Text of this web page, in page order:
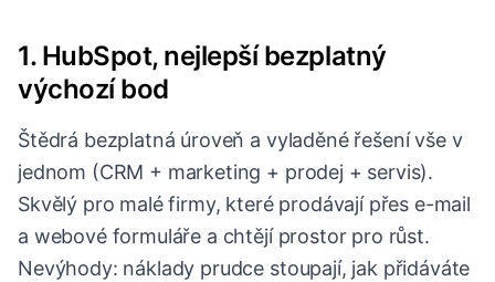
1. HubSpot, nejlepší bezplatný
výchozí bod
Štědrá bezplatná úroveň a vyladěné řešení vše v
jednom (CRM + marketing + prodej + servis).
Skvělý pro malé firmy, které prodávají přes e-mail
a webové formuláře a chtějí prostor pro růst.
Nevýhody: náklady prudce stoupají, jak přidáváte